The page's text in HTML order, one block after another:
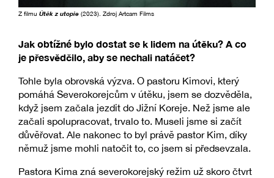
Z filmu Útěk z utopie (2023). Zdroj Artcam Films
Jak obtížné bylo dostat se k lidem na útěku? A co
je přesvědčilo, aby se nechali natáčet?
Tohle byla obrovská výzva. O pastoru Kimovi, který
pomáhá Severokorejcům v útěku, jsem se dozvěděla,
když jsem začala jezdit do Jižní Koreje. Než jsme ale
začali spolupracovat, trvalo to. Museli jsme si začít
důvěřovat. Ale nakonec to byl právě pastor Kim, díky
němuž jsme mohli natočit to, co jsem si předsevzala.
Pastora Kima zná severokorejský režim už skoro čtvrt